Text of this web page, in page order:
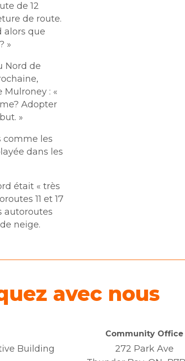
de 12
de route.
alors que
»
Nord de
: «
Adopter
»
comme les
dans les
était « très
11 et 17
autoroutes
neige.
avec nous
Building
Community Office
272 Park Ave